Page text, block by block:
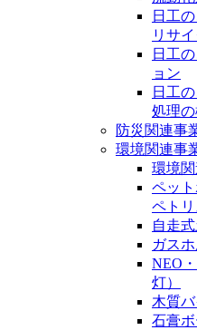
日工
リサ
日工
ョン
日工
処理
防災関連事
環境関連事
環境
ペッ
ペトリ
自走
ガス
NEO
灯）
木質
石膏